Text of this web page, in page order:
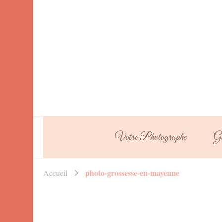
Votre Photographe
Accueil photo-grossesse-en-mayenne